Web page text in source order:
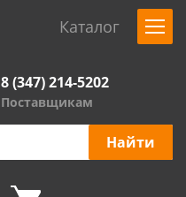
Каталог
8 (347) 214-5202
Поставщикам